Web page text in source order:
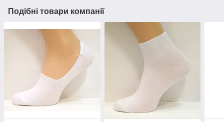
Подібні товари компанії